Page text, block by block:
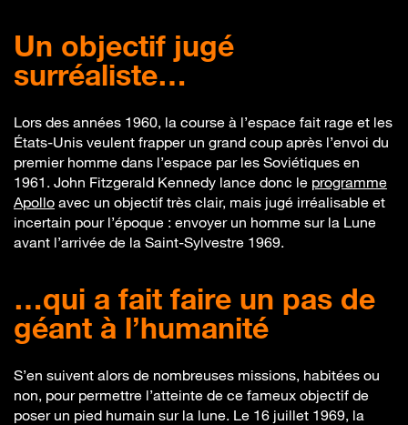
Un objectif jugé
surréaliste…
Lors des années 1960, la course à l’espace fait rage et les
États-Unis veulent frapper un grand coup après l’envoi du
premier homme dans l’espace par les Soviétiques en
1961. John Fitzgerald Kennedy lance donc le programme
Apollo avec un objectif très clair, mais jugé irréalisable et
incertain pour l’époque : envoyer un homme sur la Lune
avant l’arrivée de la Saint-Sylvestre 1969.
…qui a fait faire un pas de
géant à l’humanité
S’en suivent alors de nombreuses missions, habitées ou
non, pour permettre l’atteinte de ce fameux objectif de
poser un pied humain sur la lune. Le 16 juillet 1969, la